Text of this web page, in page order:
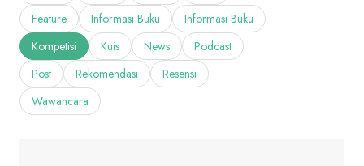
Feature
Informasi Buku
Informasi Buku
Kompetisi
Kuis News
Podcast
Post
Rekomendasi
Resensi
Wawancara